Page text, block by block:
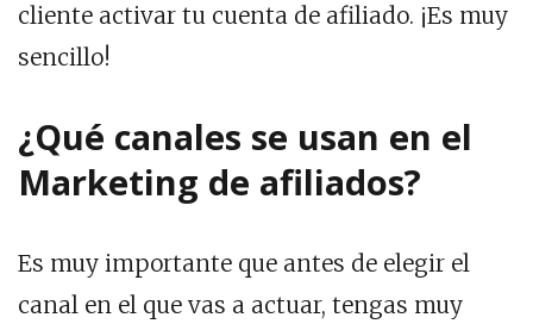
cliente activar tu cuenta de afiliado. ¡Es muy
sencillo!
¿Qué canales se usan en el
Marketing de afiliados?
Es muy importante que antes de elegir el
canal en el que vas a actuar, tengas muy